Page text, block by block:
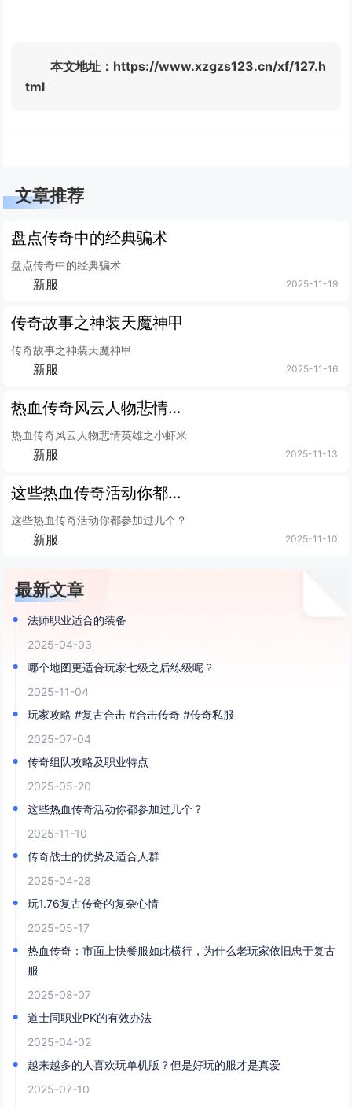
本文地址：https://www.xzgzs123.cn/xf/127.h
tml
文章推荐
盘点传奇中的经典骗术
盘点传奇中的经典骗术
新服 2025-11-19
传奇故事之神装天魔神甲
传奇故事之神装天魔神甲
新服 2025-11-16
热血传奇风云人物悲情英雄之小虾米
热血传奇风云人物悲情英雄之小虾米
新服 2025-11-13
这些热血传奇活动你都参加过几个？
这些热血传奇活动你都参加过几个？
新服 2025-11-10
最新文章
法师职业适合的装备
2025-04-03
哪个地图更适合玩家七级之后练级呢？
2025-11-04
玩家攻略 #复古合击 #合击传奇 #传奇私服
2025-07-04
传奇组队攻略及职业特点
2025-05-20
这些热血传奇活动你都参加过几个？
2025-11-10
传奇战士的优势及适合人群
2025-04-28
玩1.76复古传奇的复杂心情
2025-05-17
热血传奇：市面上快餐服如此横行，为什么老玩家依旧忠于复古
服
2025-08-07
道士同职业PK的有效办法
2025-04-02
越来越多的人喜欢玩单机版？但是好玩的服才是真爱
2025-07-10